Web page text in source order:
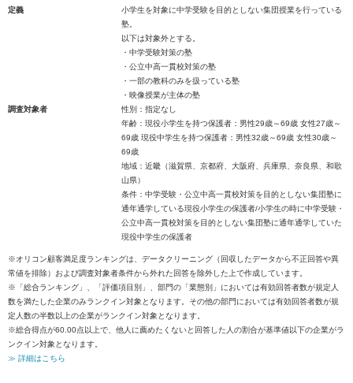
定義
小学生を対象に中学受験を目的としない集団授業を行っている
塾。
以下は対象外とする。
・中学受験対策の塾
・公立中高一貫校対策の塾
・一部の教科のみを扱っている塾
・映像授業が主体の塾
調査対象者
性別：指定なし
年齢：現役小学生を持つ保護者：男性29歳～69歳 女性27歳～
69歳 現役中学生を持つ保護者：男性32歳～69歳 女性30歳～
69歳
地域：近畿（滋賀県、京都府、大阪府、兵庫県、奈良県、和歌
山県）
条件：中学受験・公立中高一貫校対策を目的としない集団塾に
通年通学している現役小学生の保護者/小学生の時に中学受験・
公立中高一貫校対策を目的としない集団塾に通年通学していた
現役中学生の保護者
※オリコン顧客満足度ランキングは、データクリーニング（回収したデータから不正回答や異
常値を排除）および調査対象者条件から外れた回答を除外した上で作成しています。
※「総合ランキング」、「評価項目別」、部門の「業態別」においては有効回答者数が規定人
数を満たした企業のみランクイン対象となります。その他の部門においては有効回答者数が規
定人数の半数以上の企業がランクイン対象となります。
※総合得点が60.00点以上で、他人に薦めたくないと回答した人の割合が基準値以下の企業がラ
ンクイン対象となります。
≫ 詳細はこちら